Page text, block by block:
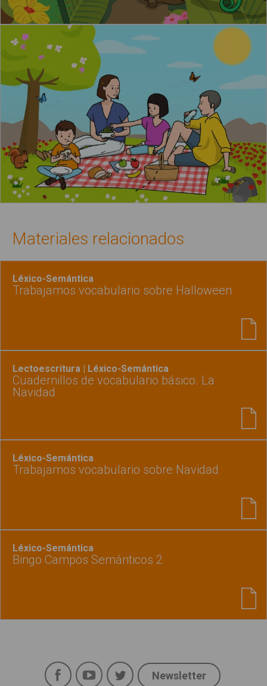
Materiales relacionados
Léxico-Semántica
Trabajamos vocabulario sobre Halloween
Lectoescritura | Léxico-Semántica
Cuadernillos de vocabulario básico. La
Navidad
Léxico-Semántica
Trabajamos vocabulario sobre Navidad
Léxico-Semántica
Bingo Campos Semánticos 2
Social
FacebookYouTubeTwitter
Newsletter